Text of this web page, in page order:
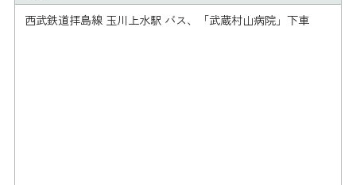
西武鉄道拝島線 玉川上水駅 バス、「武蔵村山病院」下車